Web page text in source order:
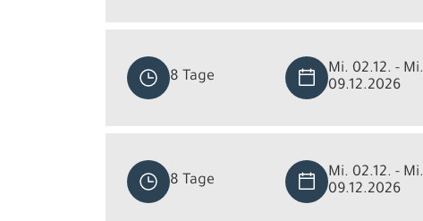
8 Tage
Mi. 02.12. - Mi.
09.12.2026
8 Tage
Mi. 02.12. - Mi.
09.12.2026